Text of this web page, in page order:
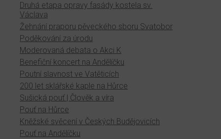
Druhá etapa opravy fasády kostela sv.
Václava
Žehnání praporu pěveckého sboru Svatobor
Poděkování za úrodu
Moderovaná debata o Akci K
Benefiční koncert na Andělíčku
Poutní slavnost ve Vatěticích
200 let sklářské kaple na Hůrce
Sušická pouť | Člověk a víra
Pouť na Hůrce
Kněžské svěcení v Českých Budějovicích
Pouť na Andělíčku